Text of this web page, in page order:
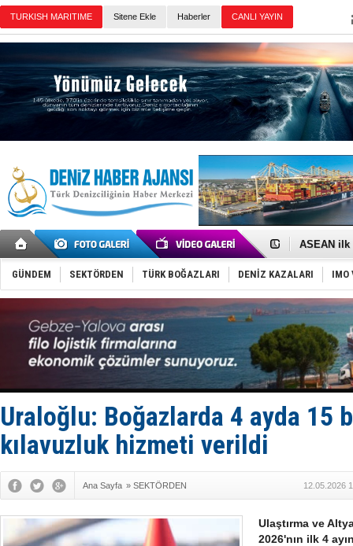
TURKISH MARITIME Sitene Ekle Haberler CANLI YAYIN
D-Marin,
ASEAN ilk
TAYK -
İstanbul
Tersane
İngiliz
FESCO,
DESE,
35 milyon
İnsansız
Anadolu
GÜNDEM SEKTÖRDEN TÜRK BOĞAZLARI DENİZ KAZALARI IMO
Uraloğlu: Boğazlarda 4 ayda 15
kılavuzluk hizmeti verildi
Ana Sayfa » SEKTÖRDEN 12.05.2026
Ulaştırma ve
2026'nın ilk 4